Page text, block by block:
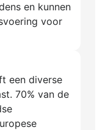
en kunnen
voor
een diverse
70% van de